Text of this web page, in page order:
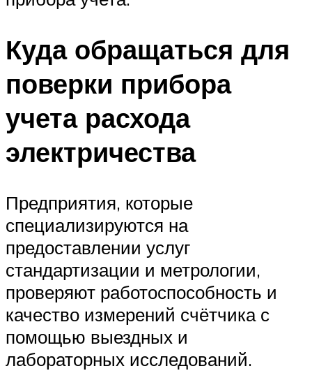
Куда обращаться для
поверки прибора
учета расхода
электричества
Предприятия, которые
специализируются на
предоставлении услуг
стандартизации и метрологии,
проверяют работоспособность и
качество измерений счётчика с
помощью выездных и
лабораторных исследований.